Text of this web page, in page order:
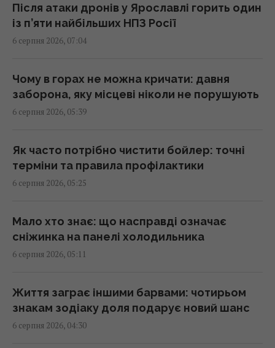
Що таке свято Преображення Господнє:
українські традиції та 5 суворих заборон
07:30 четвер, 06 серпня 2026
У Ярославлі після атаки дронів горить один
із найбільших російських НПЗ (відео)
07:26 четвер, 06 серпня 2026
Гороскоп на 6 серпня за картами Таро:
Терези - вдача, Тельцям - швидкі рішення
07:20 четвер, 06 серпня 2026
Гороскоп на 6 серпня: Стрільцям –
сповільнитися, Скорпіонам –
перенапруження
Магнітні бурі 6–8 серпня: коли очікувати
нового удару (графік)
Після атаки дронів у Ярославлі горить один
із п’яти найбільших НПЗ Росії
6 серпня 2026, 07:04
Чому в горах не можна кричати: давня
заборона, яку місцеві ніколи не порушують
6 серпня 2026, 05:39
Як часто потрібно чистити бойлер: точні
терміни та правила профілактики
6 серпня 2026, 05:25
Мало хто знає: що насправді означає
сніжинка на панелі холодильника
6 серпня 2026, 05:11
Життя заграє іншими барвами: чотирьом
знакам зодіаку доля подарує новий шанс
6 серпня 2026, 04:30